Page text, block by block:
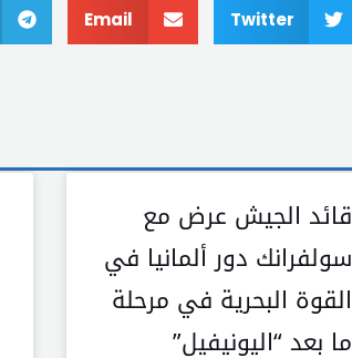
Twitter
Email
قائد الجيش عرض مع
سولفرانك دور ألمانيا في
القوة البحرية في مرحلة
ما بعد “اليونيفيل”